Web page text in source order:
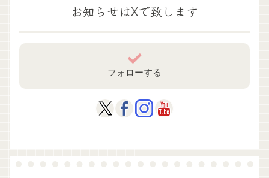
お知らせはXで致します
フォローする